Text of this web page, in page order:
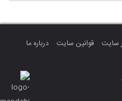
سایت قوانین سایت
درباره ما